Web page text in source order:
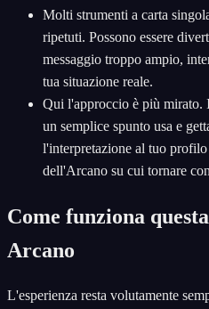
Molti strumenti a carta
ripetuti. Possono essere
messaggio troppo ampio,
tua situazione reale.
Qui l'approccio è più mirato.
un semplice spunto usa e
l'interpretazione al tuo
dell'Arcano su cui tornare
Come funziona
Arcano
L'esperienza resta volutamente